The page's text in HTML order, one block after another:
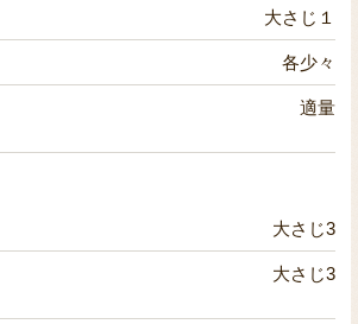
大さじ１
各少々
適量
大さじ3
大さじ3